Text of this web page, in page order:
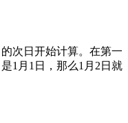
次日开始计算。在第一
1月1日，那么1月2日就